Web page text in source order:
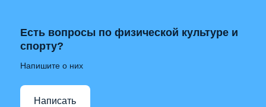
Есть вопросы по физической культуре и
спорту?
Напишите о них
Написать